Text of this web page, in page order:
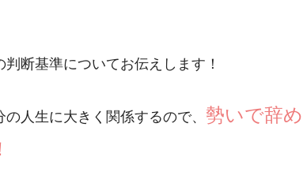
断基準についてお伝えします！
人生に大きく関係するので、 勢いで辞